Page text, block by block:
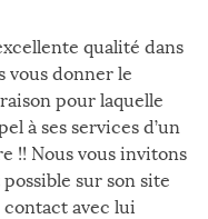
qualité dans
vous donner le
pour laquelle
à ses services d’un
!! Nous vous invitons
sur son site
avec lui